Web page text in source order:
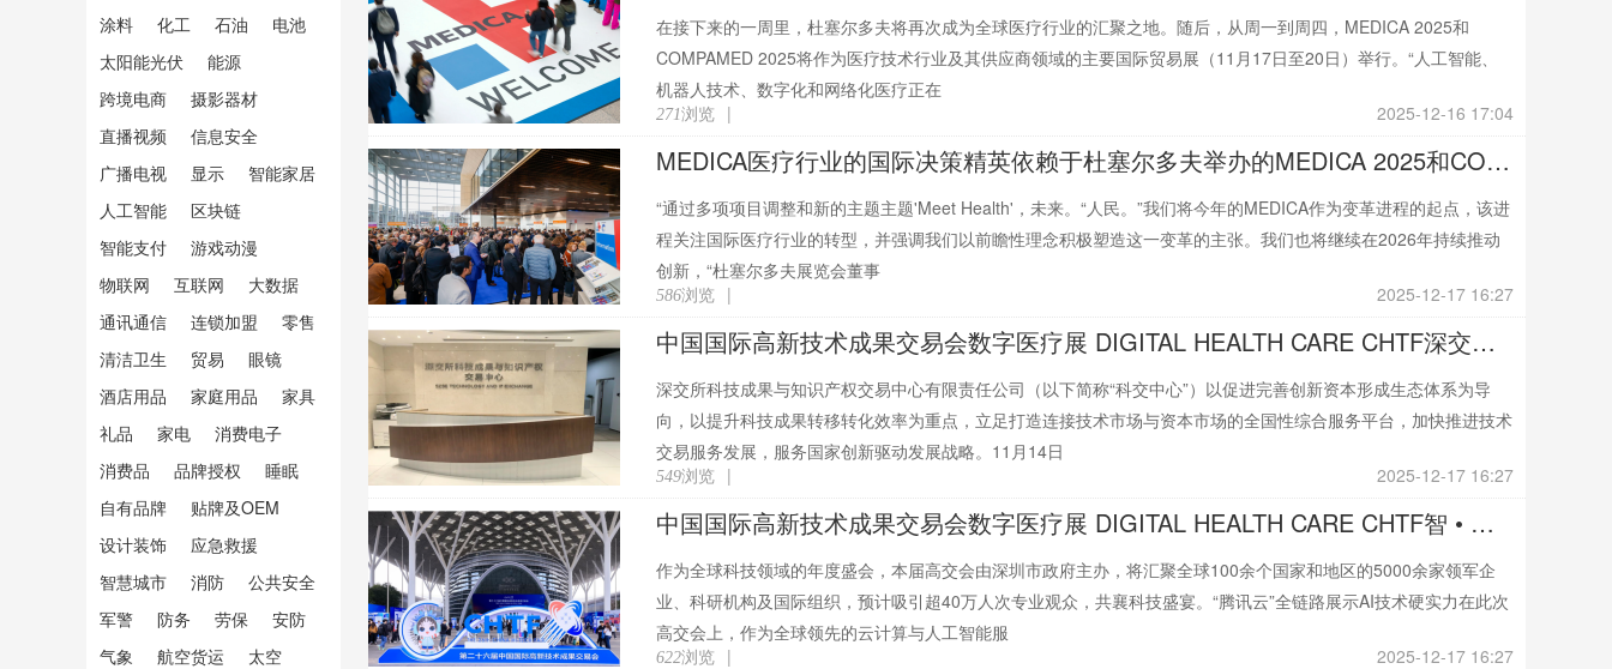
涂料
化工 石油
电池
太阳能光伏
能源
跨境电商
摄影器材
直播视频
信息安全
广播电视
显示
智能家居
人工智能
区块链
智能支付
游戏动漫
物联网
互联网
大数据
通讯通信
连锁加盟
零售
清洁卫生
贸易
眼镜
酒店用品
家庭用品
家具
礼品
家电
消费电子
消费品
品牌授权
睡眠
自有品牌
贴牌及OEM
设计装饰
应急救援
智慧城市
消防
公共安全
军警
防务 劳保
安防
气象
航空货运
太空
在接下来的一周里，杜塞尔多夫将再次成为全球医疗行业的汇聚之地。随后，从周一到周四，MEDICA 2025和
COMPAMED 2025将作为医疗技术行业及其供应商领域的主要国际贸易展（11月17日至20日）举行。“人工智能、
机器人技术、数字化和网络化医疗正在
271浏览 | 2025-12-16 17:04
MEDICA医疗行业的国际决策精英依赖于杜塞尔多夫举办的MEDICA 2025和COMPAMED 2025
“通过多项项目调整和新的主题主题'Meet Health'，未来。“人民。”我们将今年的MEDICA作为变革进程的起点，该进
程关注国际医疗行业的转型，并强调我们以前瞻性理念积极塑造这一变革的主张。我们也将继续在2026年持续推动
创新，“杜塞尔多夫展览会董事
586浏览 | 2025-12-17 16:27
中国国际高新技术成果交易会数字医疗展 DIGITAL HEALTH CARE CHTF深交所科交中心亮相高交会 助推科技成果高效转化
深交所科技成果与知识产权交易中心有限责任公司（以下简称“科交中心”）以促进完善创新资本形成生态体系为导
向，以提升科技成果转移转化效率为重点，立足打造连接技术市场与资本市场的全国性综合服务平台，加快推进技术
交易服务发展，服务国家创新驱动发展战略。11月14日
549浏览 | 2025-12-17 16:27
中国国际高新技术成果交易会数字医疗展 DIGITAL HEALTH CARE CHTF智 • 向远大，链通未来！腾讯云高交会全景呈现AI对产业的深度赋能
作为全球科技领域的年度盛会，本届高交会由深圳市政府主办，将汇聚全球100余个国家和地区的5000余家领军企
业、科研机构及国际组织，预计吸引超40万人次专业观众，共襄科技盛宴。“腾讯云”全链路展示AI技术硬实力在此次
高交会上，作为全球领先的云计算与人工智能服
622浏览 | 2025-12-17 16:27